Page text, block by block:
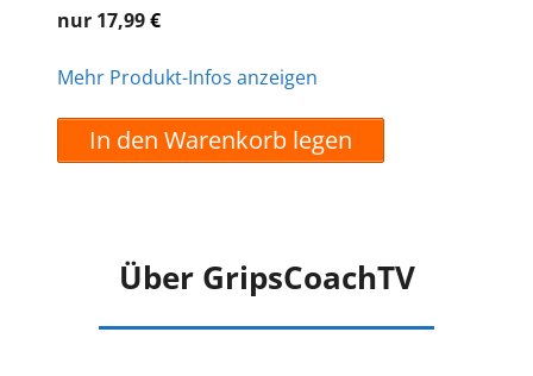
nur 17,99€
Mehr Produkt-Infos anzeigen
In den Warenkorb legen
Über GripsCoachTV